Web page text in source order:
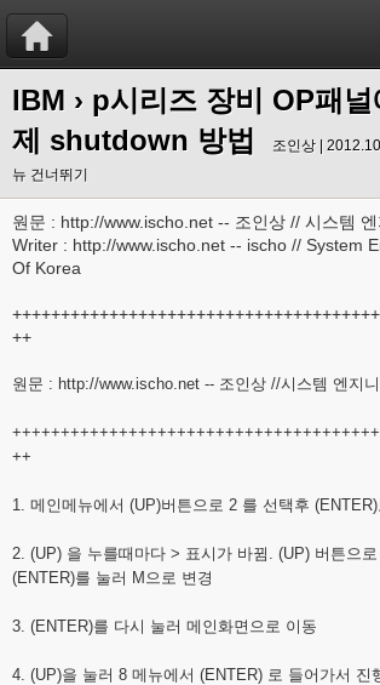
IBM › p시리즈 장비 OP패
제 shutdown 방법
조인상 |
뉴 건너뛰기
원문 : http://www.ischo.net -- 조인상 // 시스템 엔
Writer : http://www.ischo.net -- ischo // System
Of Korea
++
원문 : http://www.ischo.net -- 조인상 //시스템 엔지
++
1. 메인메뉴에서 (UP)버튼으로 2 를 선택후 (ENTER)
2. (UP) 을 누를때마다 > 표시가 바뀜. (UP) 버튼으
(ENTER)를 눌러 M으로 변경
3. (ENTER)를 다시 눌러 메인화면으로 이동
4. (UP)을 눌러 8 메뉴에서 (ENTER) 로 들어가서 진